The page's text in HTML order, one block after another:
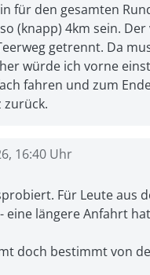
für den gesamten
(knapp) 4km sein.
getrennt. Da
würde ich vorne
fahren und zum
zurück.
16:40 Uhr
Für Leute aus
eine längere Anfahrt
doch bestimmt von